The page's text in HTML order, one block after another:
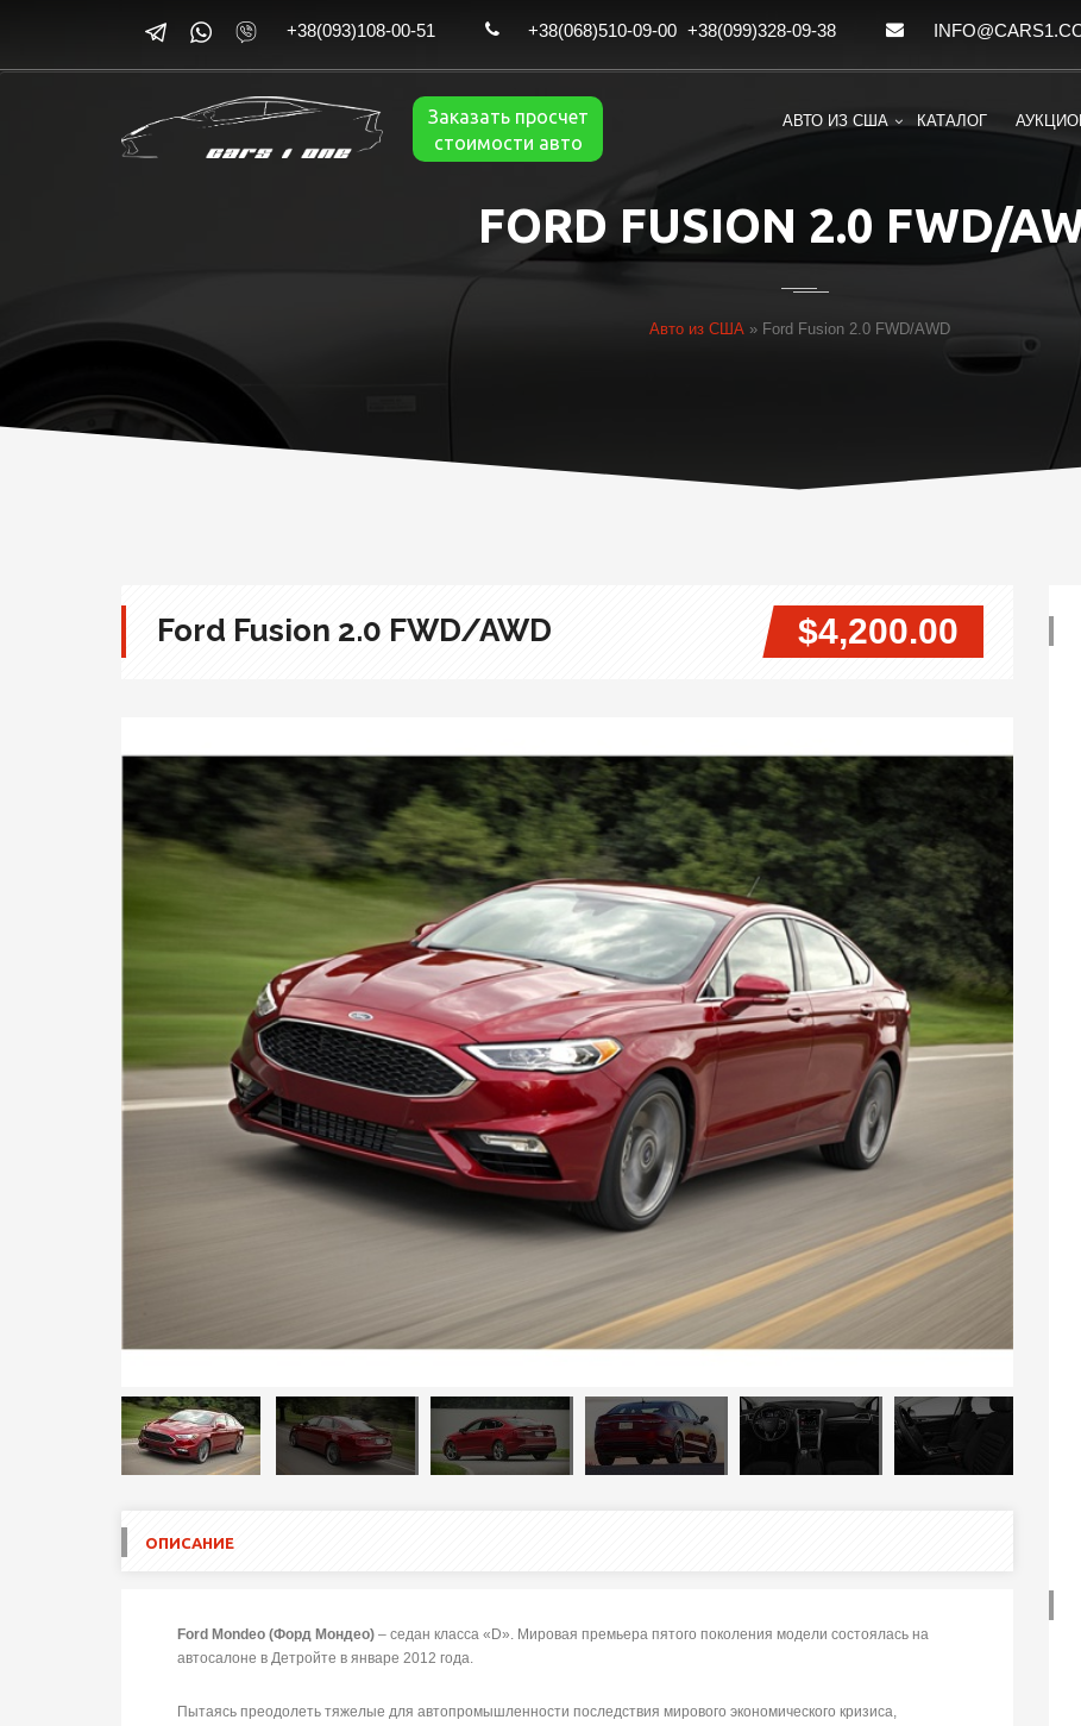
+38(093)108-00-51 +38(068)510-09-00 +38(099)328-09-38
Заказать просчет
стоимости авто
АВТО ИЗ США КАТАЛОГ
FORD FUSION 2.0 FWD/
Авто из США» Ford Fusion 2.0 FWD/AWD
Ford Fusion 2.0 FWD/AWD $4,200.00
ОПИСАНИЕ
Ford Mondeo (Форд Мондео) – седан класса «D». Мировая премьера пятого поколения модели состоялась на
автосалоне в Детройте в январе 2012 года.
Пытаясь преодолеть тяжелые для автопромышленности последствия мирового экономического кризиса,